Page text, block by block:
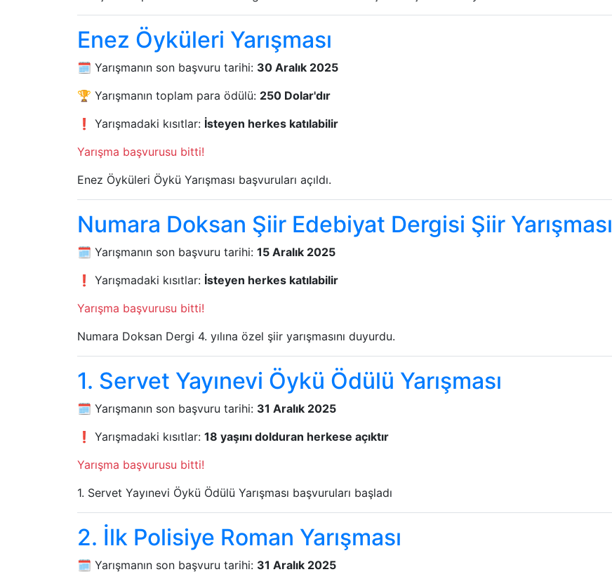
Enez Öyküleri Yarışması
🗓️ Yarışmanın son başvuru tarihi: 30 Aralık 2025
🏆 Yarışmanın toplam para ödülü: 250 Dolar'dır
❗ Yarışmadaki kısıtlar: İsteyen herkes katılabilir
Yarışma başvurusu bitti!
Enez Öyküleri Öykü Yarışması başvuruları açıldı.
Numara Doksan Şiir Edebiyat Dergisi Şiir Yarışması
🗓️ Yarışmanın son başvuru tarihi: 15 Aralık 2025
❗ Yarışmadaki kısıtlar: İsteyen herkes katılabilir
Yarışma başvurusu bitti!
Numara Doksan Dergi 4. yılına özel şiir yarışmasını duyurdu.
1. Servet Yayınevi Öykü Ödülü Yarışması
🗓️ Yarışmanın son başvuru tarihi: 31 Aralık 2025
❗ Yarışmadaki kısıtlar: 18 yaşını dolduran herkese açıktır
Yarışma başvurusu bitti!
1. Servet Yayınevi Öykü Ödülü Yarışması başvuruları başladı
2. İlk Polisiye Roman Yarışması
🗓️ Yarışmanın son başvuru tarihi: 31 Aralık 2025